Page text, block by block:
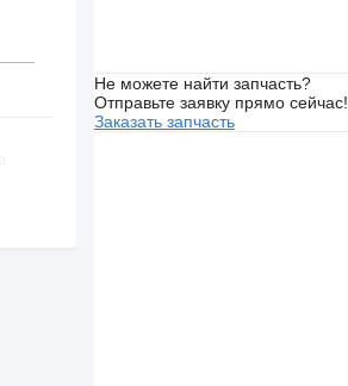
Не можете найти запчасть?
Отправьте заявку прямо сейчас!
Заказать запчасть